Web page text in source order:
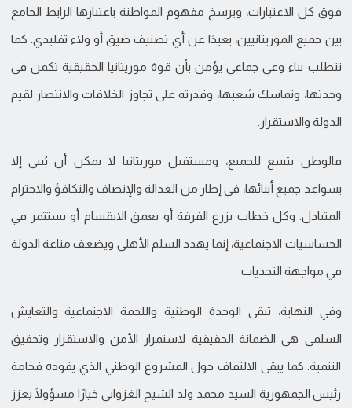
فوق كل الاعتبارات، ويرسخ مفهوم المواطنة باعتبارها الرابط الجامع
بين جميع الموريتانيين، بعيدًا عن أي تصنيف ضيق أو ولاء تقليدي. كما
تتطلب بناء وعي جماعي يؤمن بأن قوة موريتانيا الحقيقية تكمن في
وحدتها، وتماسك شعبها، وقدرته على تجاوز الخلافات والانتصار لقيم
الدولة والاستقرار.
فالوطن يتسع للجميع، ومستقبل موريتانيا لا يمكن أن يُبنى إلا
بسواعد جميع أبنائها، في إطار من العدالة والإنصاف والتكافؤ والاحترام
المتبادل. وكل خطاب يزرع الفرقة أو يعمق الانقسام أو يستثمر في
الحساسيات الاجتماعية، إنما يهدد السلم الأهلي ويضعف مناعة الدولة
في مواجهة التحديات.
وفي النهاية، تبقى الوحدة الوطنية واللحمة الاجتماعية والتعايش
السلمي هي الضمانة الحقيقية لاستمرار الأمن والاستقرار وتحقيق
التنمية. كما يبقى الالتفاف حول المشروع الوطني الذي يقوده فخامة
رئيس الجمهورية السيد محمد ولد الشيخ الغزواني خيارًا مسؤولًا يعزز